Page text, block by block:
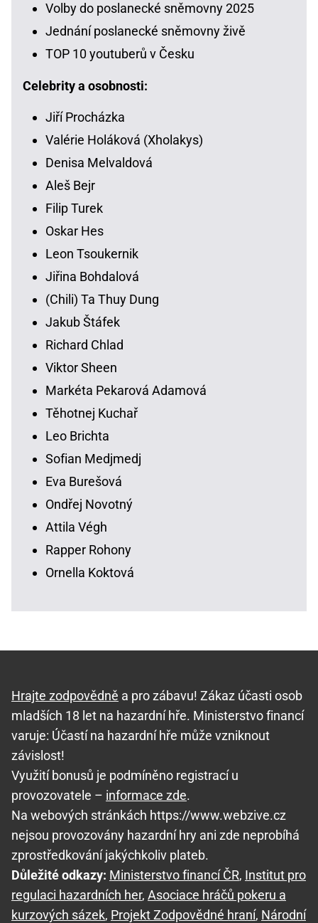
Volby do poslanecké sněmovny 2025
Jednání poslanecké sněmovny živě
TOP 10 youtuberů v Česku
Celebrity a osobnosti:
Jiří Procházka
Valérie Holáková (Xholakys)
Denisa Melvaldová
Aleš Bejr
Filip Turek
Oskar Hes
Leon Tsoukernik
Jiřina Bohdalová
(Chili) Ta Thuy Dung
Jakub Štáfek
Richard Chlad
Viktor Sheen
Markéta Pekarová Adamová
Těhotnej Kuchař
Leo Brichta
Sofian Medjmedj
Eva Burešová
Ondřej Novotný
Attila Végh
Rapper Rohony
Ornella Koktová
Hrajte zodpovědně a pro zábavu! Zákaz účasti osob
mladších 18 let na hazardní hře. Ministerstvo financí
varuje: Účastí na hazardní hře může vzniknout
závislost!
Využití bonusů je podmíněno registrací u
provozovatele – informace zde.
Na webových stránkách https://www.webzive.cz
nejsou provozovány hazardní hry ani zde neprobíhá
zprostředkování jakýchkoliv plateb.
Důležité odkazy: Ministerstvo financí ČR, Institut pro
regulaci hazardních her, Asociace hráčů pokeru a
kurzových sázek, Projekt Zodpovědné hraní, Národní